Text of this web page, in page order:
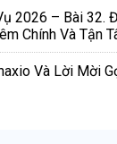
2026 – Bài 32.
Chính Và Tận
Và Lời Mời